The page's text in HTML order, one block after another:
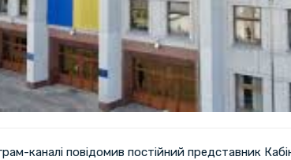
каналі повідомив постійний представник